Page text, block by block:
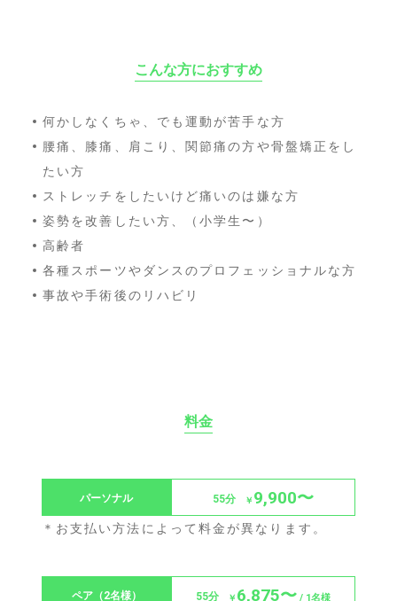
こんな方におすすめ
何かしなくちゃ、でも運動が苦手な方
腰痛、膝痛、肩こり、関節痛の方や骨盤矯正をし
たい方
ストレッチをしたいけど痛いのは嫌な方
姿勢を改善したい方、（小学生〜）
高齢者
各種スポーツやダンスのプロフェッショナルな方
事故や手術後のリハビリ
料金
パーソナル 55分 ￥ 9,900〜
＊お支払い方法によって料金が異なります。
ペア（2名様） 55分 ￥ 6,875〜/ 1名様